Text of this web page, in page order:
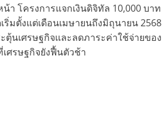
น้า โครงการแจกเงินดิจิทัล 10,000 บาท
ริ่มตั้งแต่เดือนเมษายนถึงมิถุนายน 2568
ตุ้นเศรษฐกิจและลดภาระค่าใช้จ่ายของ
ศรษฐกิจยังฟื้นตัวช้า